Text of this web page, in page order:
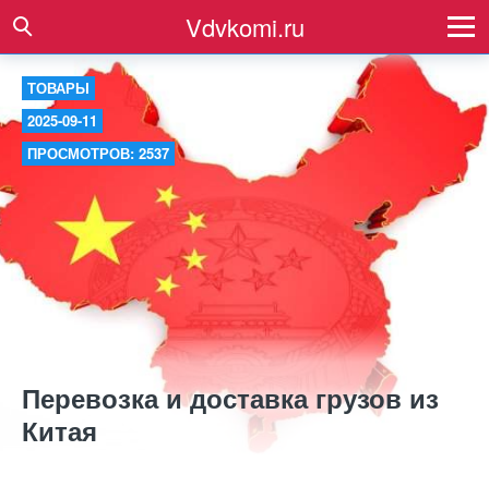
Vdvkomi.ru
ТОВАРЫ
2025-09-11
ПРОСМОТРОВ: 2537
Перевозка и доставка грузов из
Китая